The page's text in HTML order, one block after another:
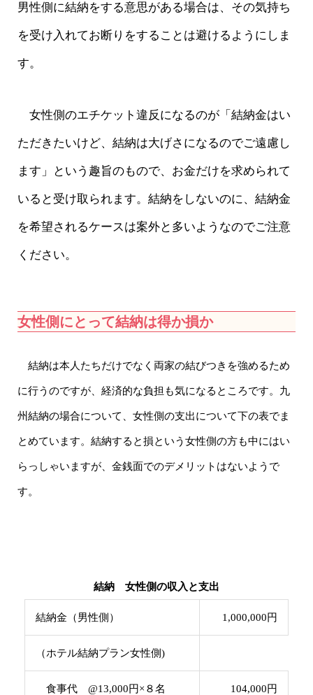
男性側に結納をする意思がある場合は、その気持ち
を受け入れてお断りをすることは避けるようにしま
す。
女性側のエチケット違反になるのが「結納金はい
ただきたいけど、結納は大げさになるのでご遠慮し
ます」という趣旨のもので、お金だけを求められて
いると受け取られます。結納をしないのに、結納金
を希望されるケースは案外と多いようなのでご注意
ください。
女性側にとって結納は得か損か
結納は本人たちだけでなく両家の結びつきを強めるため
に行うのですが、経済的な負担も気になるところです。九
州結納の場合について、女性側の支出について下の表でま
とめています。結納すると損という女性側の方も中にはい
らっしゃいますが、金銭面でのデメリットはないようで
す。
結納 女性側の収入と支出
結納金（男性側） 1,000,000円
（ホテル結納プラン女性側)
食事代 @13,000円×８名 104,000円